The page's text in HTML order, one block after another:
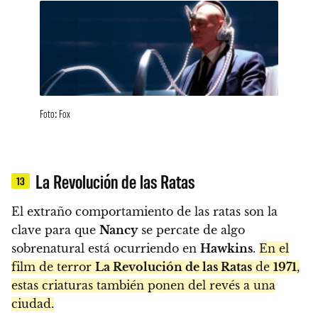
Foto: Fox
13 La Revolución de las Ratas
El extraño comportamiento de las ratas son la
clave para que Nancyse percate de algo
sobrenatural está ocurriendo en Hawkins. En el
film de terror La Revolución de las Ratas de 1971,
estas criaturas también ponen del revés a una
ciudad.